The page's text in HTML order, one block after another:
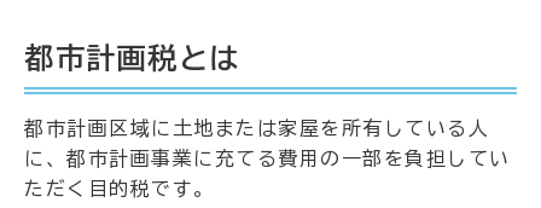
都市計画税とは
都市計画区域に土地または家屋を所有している人
に、都市計画事業に充てる費用の一部を負担してい
ただく目的税です。